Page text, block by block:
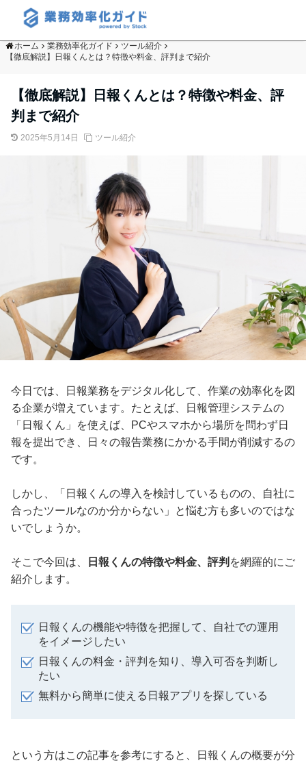
ホーム 業務効率化ガイド
ツール紹介
【徹底解説】日報くんとは？特徴や料金、評判まで紹介
【徹底解説】日報くんとは？特徴や料金、評
判まで紹介
2025年5月14日 ツール紹介
今日では、日報業務をデジタル化して、作業の効率化を図
る企業が増えています。たとえば、日報管理システムの
「日報くん」を使えば、PCやスマホから場所を問わず日
報を提出でき、日々の報告業務にかかる手間が削減するの
です。
しかし、「日報くんの導入を検討しているものの、自社に
合ったツールなのか分からない」と悩む方も多いのではな
いでしょうか。
そこで今回は、 日報くんの特徴や料金、評判 を網羅的にご
紹介します。
日報くんの機能や特徴を把握して、自社での運用
をイメージしたい
日報くんの料金・評判を知り、導入可否を判断し
たい
無料から簡単に使える日報アプリを探している
という方はこの記事を参考にすると、日報くんの概要が分